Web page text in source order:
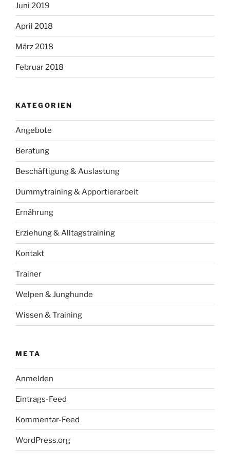
Juni 2019
April 2018
März 2018
Februar 2018
KATEGORIEN
Angebote
Beratung
Beschäftigung & Auslastung
Dummytraining & Apportierarbeit
Ernährung
Erziehung & Alltagstraining
Kontakt
Trainer
Welpen & Junghunde
Wissen & Training
META
Anmelden
Eintrags-Feed
Kommentar-Feed
WordPress.org